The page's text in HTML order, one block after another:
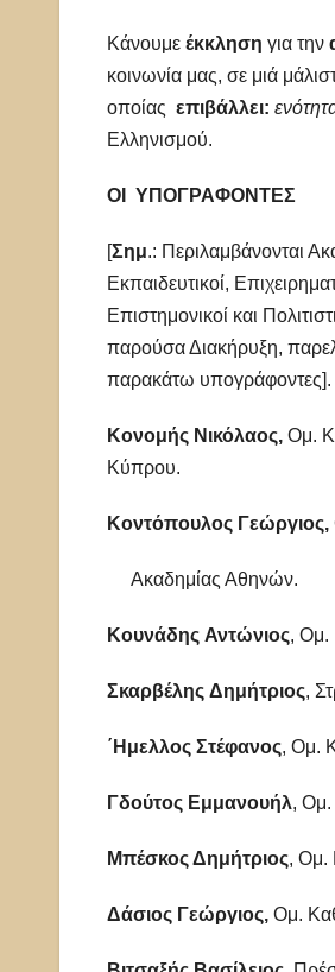
Κάνουμε έκκληση για την
κοινωνία μας, σε μιά
οποίας επιβάλλει:
ΟΙ ΥΠΟΓΡΑΦΟΝΤΕΣ
[Σημ.: Περιλαμβάνονται
Εκπαιδευτικοί,
Επιστημονικοί και
παρούσα Διακήρυξη,
παρακάτω υπογράφοντες].
Κονομής Νικόλαος, Ομ.
Κύπρου.
Κοντόπουλος Γεώργιος,
Ακαδημίας Αθηνών.
Κουνάδης Αντώνιος, Ομ.
Σκαρβέλης Δημήτριος,
΄Ημελλος Στέφανος, Ομ.
Γδούτος Εμμανουήλ, Ομ.
Μπέσκος Δημήτριος, Ομ.
Δάσιος Γεώργιος, Ομ.